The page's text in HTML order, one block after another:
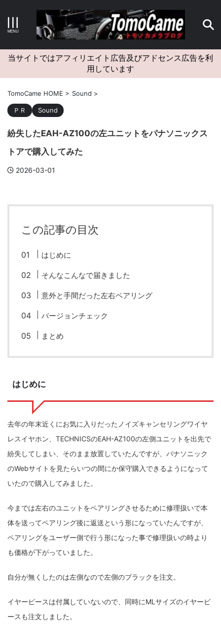
キーワードで検索する
カテゴリー
アーカイブ
Canon craft EM5II EOS Kiss X4 EOS R10
fujifilm game GR III
iPhone
LUMIX GF9 LUMIX L10 LUMIX S1
M(Typ240) minolta MX nikki
OLYMPUS om-1 II OM-3
osmo osmo action3
PEN E-P7 PENTAX photo Pocket 3 PS5
X100F X half Xiaomi Pad 6 Xperia1VI Z-1
Z5 Z6II Z9 Z30 Z50II Zf Zfc
フォクトレンダー ライカIIf
ライカM10-R ライカX2 ローライ35
ローライコード 原神
当サイトではアフィリエイト広告及びアドセンス広告を利
用しています
TomoCame HOME > Sound >
ＰＲ Sound
紛失したEAH-AZ100の左ユニットをパナソニックス
トアで購入してみた
2026-03-01
この記事の目次
はじめに
そんなこんなで届きました
意外と手間だった左右ペアリング
バージョンチェック
まとめ
はじめに
去年の年末近くにお気に入りだったノイズキャンセリングワイヤ
レスイヤホン、TECHNICSのEAH-AZ100の左側ユニットを出先で
紛失してしまい、そのまま放置していたんですが、パナソニック
のWebサイトを見たらいつの間にか保守購入できるようになって
いたので購入してみました。
今までは左右のユニットをペアリングさせるために修理扱いで本
体を送ってペアリング後に返送という形になっていたんですが、
ペアリングをユーザー側で行う形になった事で修理扱いの時より
も価格が下がっていました。
自分が無くしたのは左側なので左側のブラックを注文。
イヤーピースは付属していないので、同時にMLサイズのイヤーピ
ースも注文しました。